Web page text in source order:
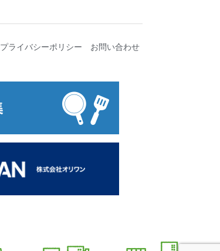
プライバシーポリシー お問い合わせ